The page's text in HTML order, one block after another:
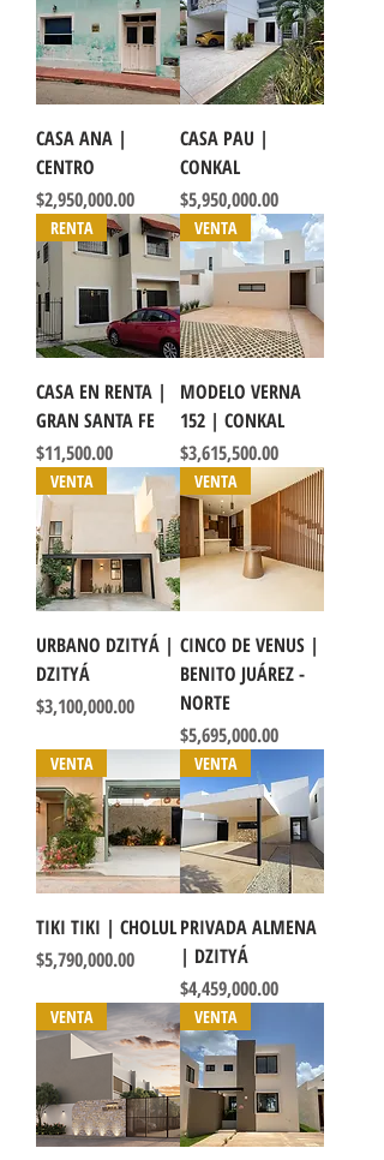
CASA ANA |
CENTRO
Precio
$2,950,000.00
CASA PAU |
CONKAL
Precio
$5,950,000.00
RENTA
CASA EN RENTA |
GRAN SANTA FE
Precio
$11,500.00
VENTA
MODELO VERNA
152 | CONKAL
Precio
$3,615,500.00
VENTA
URBANO DZITYÁ |
DZITYÁ
Precio
$3,100,000.00
VENTA
CINCO DE VENUS |
BENITO JUÁREZ -
NORTE
Precio
$5,695,000.00
VENTA
TIKI TIKI | CHOLUL
Precio
$5,790,000.00
VENTA
PRIVADA ALMENA
| DZITYÁ
Precio
$4,459,000.00
VENTA VENTA